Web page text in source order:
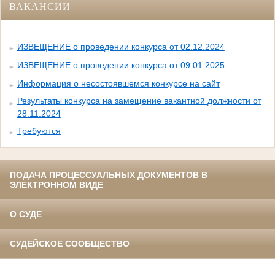
ВАКАНСИИ
ИЗВЕЩЕНИЕ о проведении конкурса от 02.12.2024
ИЗВЕЩЕНИЕ о проведении конкурса от 09.01.2025
Информация о несостоявшемся конкурсе на сайт
Результаты конкурса на замещение вакантной должности от
28.11.2024
Требуются
ПОДАЧА ПРОЦЕССУАЛЬНЫХ ДОКУМЕНТОВ В
ЭЛЕКТРОННОМ ВИДЕ
О СУДЕ
СУДЕЙСКОЕ СООБЩЕСТВО